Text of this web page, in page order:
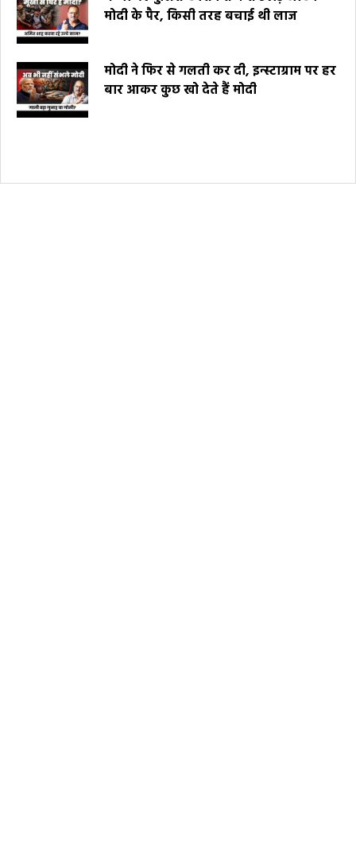
मोदी के पैर, किसी तरह बचाई थी लाज
मोदी ने फिर से गलती कर दी, इन्स्टाग्राम पर हर
बार आकर कुछ खो देते हैं मोदी